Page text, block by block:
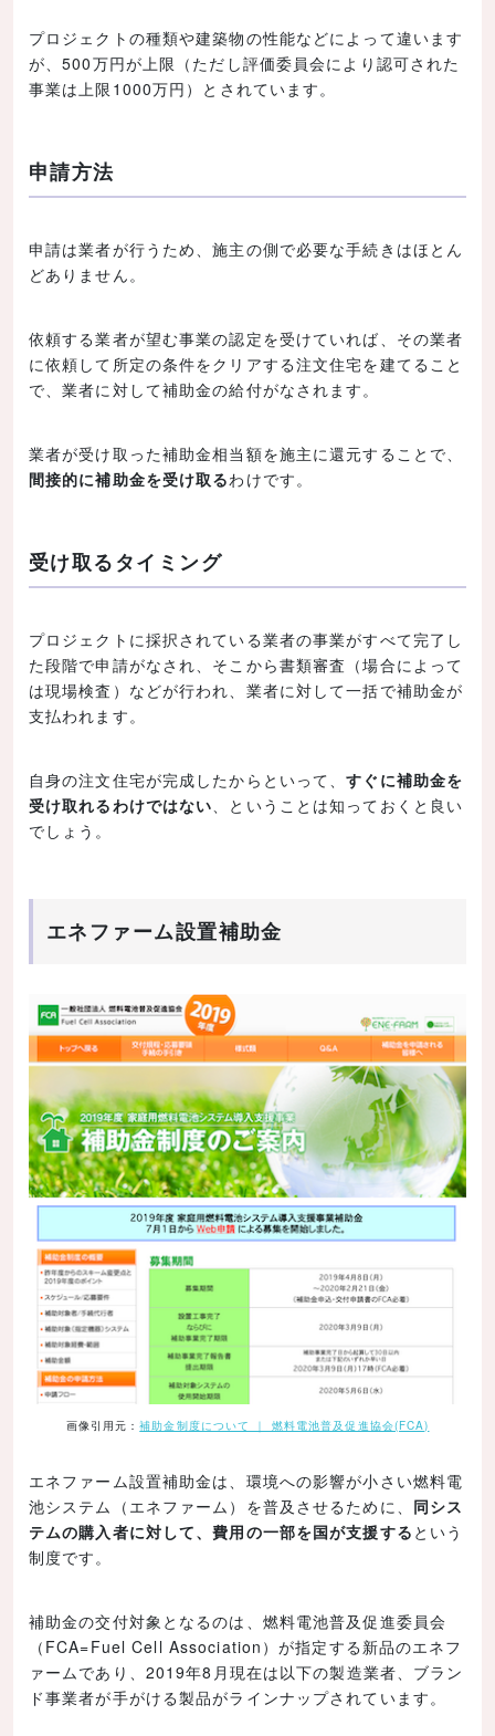
プロジェクトの種類や建築物の性能などによって違います
が、500万円が上限（ただし評価委員会により認可された
事業は上限1000万円）とされています。
申請方法
申請は業者が行うため、施主の側で必要な手続きはほとん
どありません。
依頼する業者が望む事業の認定を受けていれば、その業者
に依頼して所定の条件をクリアする注文住宅を建てること
で、業者に対して補助金の給付がなされます。
業者が受け取った補助金相当額を施主に還元することで、
間接的に補助金を受け取るわけです。
受け取るタイミング
プロジェクトに採択されている業者の事業がすべて完了し
た段階で申請がなされ、そこから書類審査（場合によって
は現場検査）などが行われ、業者に対して一括で補助金が
支払われます。
自身の注文住宅が完成したからといって、すぐに補助金を
受け取れるわけではない、ということは知っておくと良い
でしょう。
エネファーム設置補助金
画像引用元：補助金制度について ｜ 燃料電池普及促進協会(FCA)
エネファーム設置補助金は、環境への影響が小さい燃料電
池システム（エネファーム）を普及させるために、 同シス
テムの購入者に対して、費用の一部を国が支援する という
制度です。
補助金の交付対象となるのは、燃料電池普及促進委員会
（FCA=Fuel Cell Association）が指定する新品のエネフ
ァームであり、2019年8月現在は以下の製造業者、ブラン
ド事業者が手がける製品がラインナップされています。